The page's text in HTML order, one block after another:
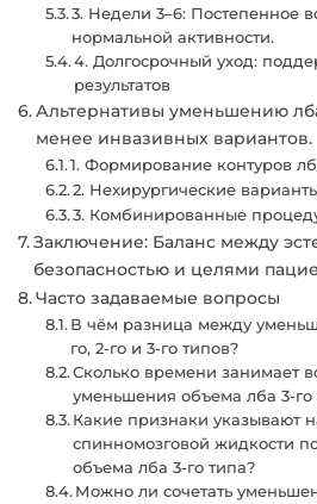
3. Недели 3–6: Постепенное
нормальной активности.
4. Долгосрочный уход:
результатов
Альтернативы уменьшению
менее инвазивных вариантов.
1. Формирование контуров
2. Нехирургические
3. Комбинированные
Заключение: Баланс между
безопасностью и целями
Часто задаваемые вопросы
В чём разница между
го, 2-го и 3-го типов?
Сколько времени занимает
уменьшения объема лба 3-го
Какие признаки указывают
спинномозговой жидкости
объема лба 3-го типа?
Можно ли сочетать